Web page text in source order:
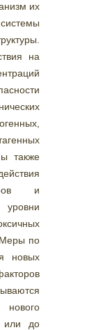
их
на
также
и
Меры по
новых
или до